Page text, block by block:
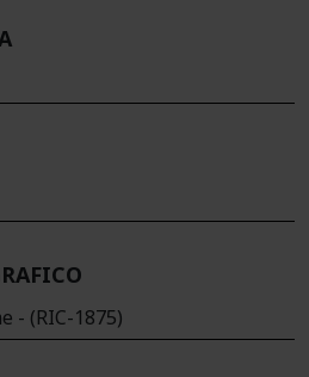
- (RIC-1875)